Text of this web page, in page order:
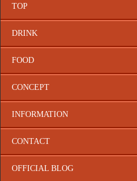
TOP
DRINK
FOOD
CONCEPT
INFORMATION
CONTACT
OFFICIAL BLOG